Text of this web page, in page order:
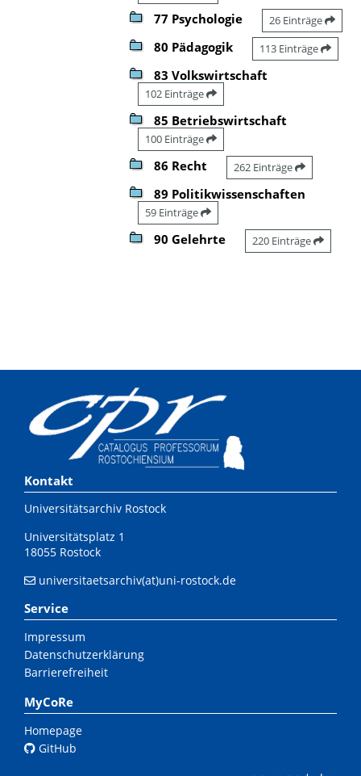
77 Psychologie 26 Einträge
80 Pädagogik 113 Einträge
83 Volkswirtschaft
102 Einträge
85 Betriebswirtschaft
100 Einträge
86 Recht 262 Einträge
89 Politikwissenschaften
59 Einträge
90 Gelehrte 220 Einträge
Kontakt
Universitätsarchiv Rostock
Universitätsplatz 1
18055 Rostock
universitaetsarchiv(at)uni-rostock.de
Service
Impressum
Datenschutzerklärung
Barrierefreiheit
MyCoRe
Homepage
GitHub